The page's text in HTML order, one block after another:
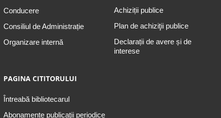
Conducere
Consiliul de Administrație
Organizare internă
Achiziții publice
Plan de achiziţii publice
Declarații de avere și de
interese
PAGINA CITITORULUI
Întreabă bibliotecarul
Abonamente publicaţii periodice